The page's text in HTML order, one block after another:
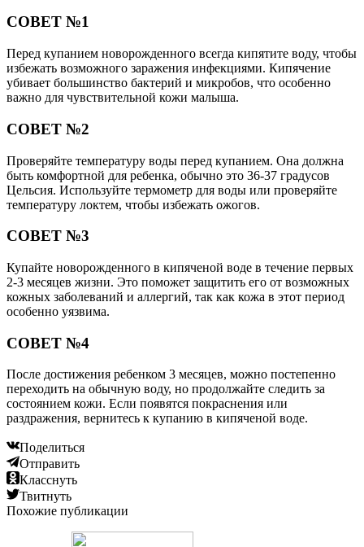
СОВЕТ №1
Перед купанием новорожденного всегда кипятите воду, чтобы
избежать возможного заражения инфекциями. Кипячение
убивает большинство бактерий и микробов, что особенно
важно для чувствительной кожи малыша.
СОВЕТ №2
Проверяйте температуру воды перед купанием. Она должна
быть комфортной для ребенка, обычно это 36-37 градусов
Цельсия. Используйте термометр для воды или проверяйте
температуру локтем, чтобы избежать ожогов.
СОВЕТ №3
Купайте новорожденного в кипяченой воде в течение первых
2-3 месяцев жизни. Это поможет защитить его от возможных
кожных заболеваний и аллергий, так как кожа в этот период
особенно уязвима.
СОВЕТ №4
После достижения ребенком 3 месяцев, можно постепенно
переходить на обычную воду, но продолжайте следить за
состоянием кожи. Если появятся покраснения или
раздражения, вернитесь к купанию в кипяченой воде.
Поделиться
Отправить
Класснуть
Твитнуть
Похожие публикации